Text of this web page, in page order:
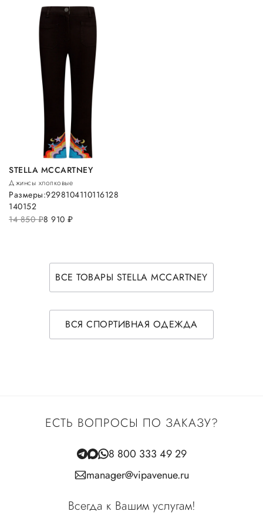
STELLA MCCARTNEY
Джинсы хлопковые
14 850руб.8 910 руб.
Размеры:9298104110116128
140152
ВСЕ ТОВАРЫ STELLA MCCARTNEY
ВСЯ СПОРТИВНАЯ ОДЕЖДА
ЕСТЬ ВОПРОСЫ ПО ЗАКАЗУ?
8 800 333 49 29
manager@vipavenue.ru
Всегда к Вашим услугам!